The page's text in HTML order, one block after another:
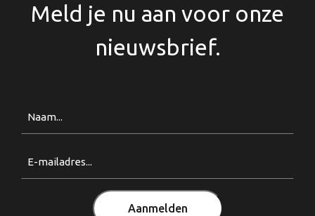
Meld je nu aan voor onze
nieuwsbrief.
Aanmelden